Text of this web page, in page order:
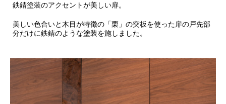
鉄錆塗装のアクセントが美しい扉。
美しい色合いと木目が特徴の「栗」の突板を使った扉の戸先部
分だけに鉄錆のような塗装を施しました。